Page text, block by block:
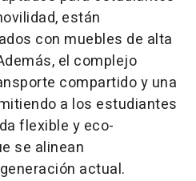
están
con muebles de alta
el complejo
compartido y una
a los estudiantes
flexible y eco-
se alinean
actual.